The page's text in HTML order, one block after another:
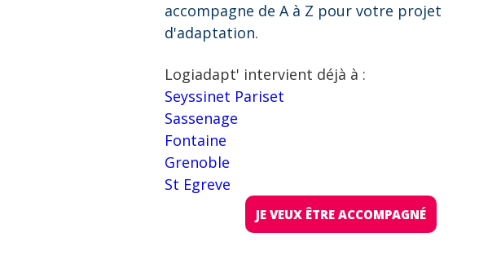
accompagne de A à Z pour votre projet
d'adaptation.
Logiadapt' intervient déjà à :
Seyssinet Pariset
Sassenage
Fontaine
Grenoble
St Egreve
JE VEUX ÊTRE ACCOMPAGNÉ